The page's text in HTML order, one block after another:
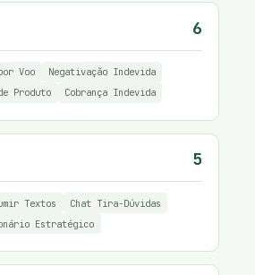
6
Voo
Negativação Indevida
Produto Cobrança Indevida
5
Textos
Chat Tira-Dúvidas
Estratégico